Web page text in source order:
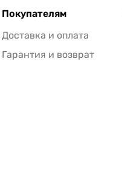
Покупателям
Доставка и оплата
Гарантия и возврат